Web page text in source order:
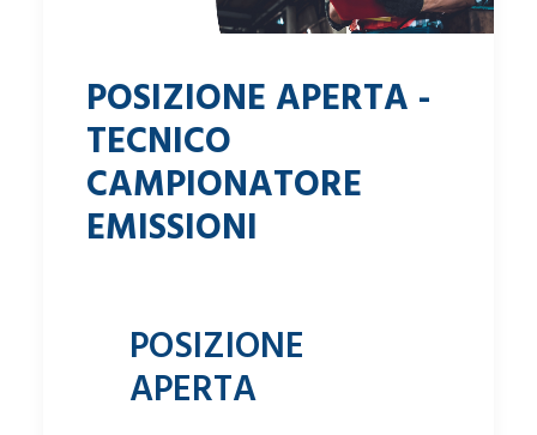
POSIZIONE APERTA -
TECNICO
CAMPIONATORE
EMISSIONI
POSIZIONE
APERTA